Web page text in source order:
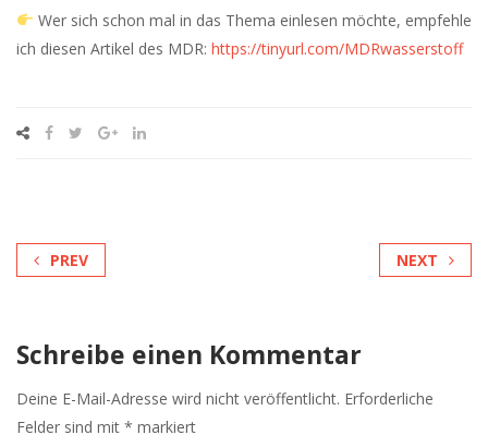
Wer sich schon mal in das Thema einlesen möchte, empfehle
ich diesen Artikel des MDR: https://tinyurl.com/MDRwasserstoff
PREV NEXT
Schreibe einen Kommentar
Deine E-Mail-Adresse wird nicht veröffentlicht. Erforderliche
Felder sind mit * markiert